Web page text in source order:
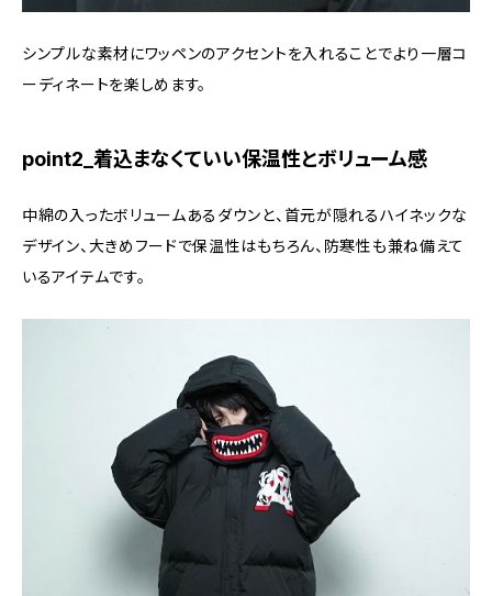
シンプルな素材にワッペンのアクセントを入れることでより一層コ
ーディネートを楽しめます。
point2_着込まなくていい保温性とボリューム感
中綿の入ったボリュームあるダウンと、首元が隠れるハイネックな
デザイン、大きめフードで保温性はもちろん、防寒性も兼ね備えて
いるアイテムです。